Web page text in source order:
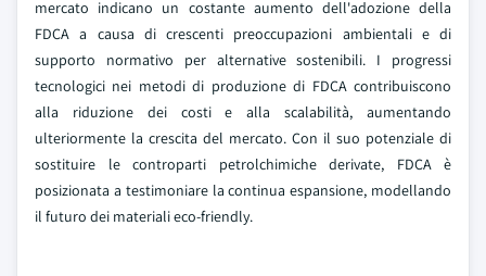
mercato indicano un costante aumento dell'adozione della
FDCA a causa di crescenti preoccupazioni ambientali e di
supporto normativo per alternative sostenibili. I progressi
tecnologici nei metodi di produzione di FDCA contribuiscono
alla riduzione dei costi e alla scalabilità, aumentando
ulteriormente la crescita del mercato. Con il suo potenziale di
sostituire le controparti petrolchimiche derivate, FDCA è
posizionata a testimoniare la continua espansione, modellando
il futuro dei materiali eco-friendly.